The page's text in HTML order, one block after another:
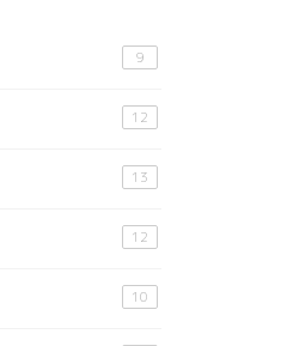
9
12
13
12
10